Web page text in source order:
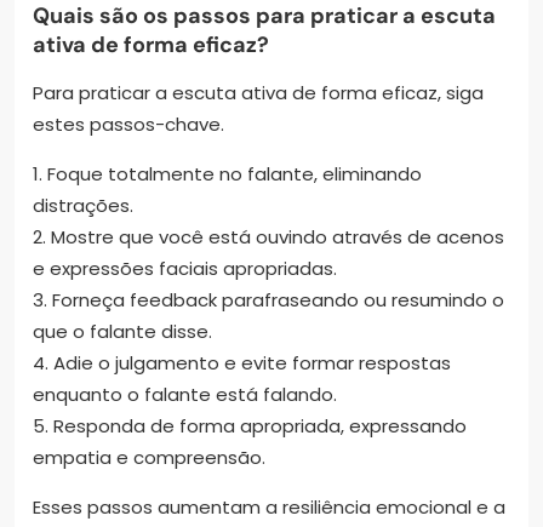
Quais são os passos para praticar a escuta
ativa de forma eficaz?
Para praticar a escuta ativa de forma eficaz, siga
estes passos-chave.
1. Foque totalmente no falante, eliminando
distrações.
2. Mostre que você está ouvindo através de acenos
e expressões faciais apropriadas.
3. Forneça feedback parafraseando ou resumindo o
que o falante disse.
4. Adie o julgamento e evite formar respostas
enquanto o falante está falando.
5. Responda de forma apropriada, expressando
empatia e compreensão.
Esses passos aumentam a resiliência emocional e a